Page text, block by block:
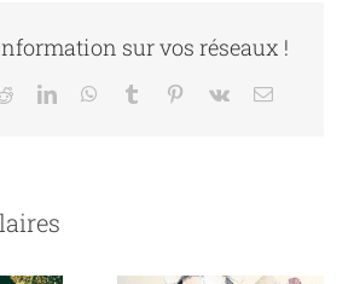
sur vos réseaux !
RedditLinkedInWhatsApp
Tumblr Pinterest
Vk Email